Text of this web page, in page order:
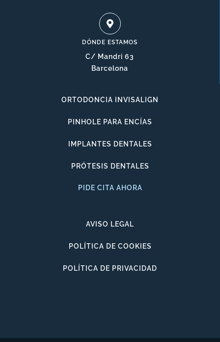
DÓNDE ESTAMOS
C/ Mandri 63
Barcelona
ORTODONCIA INVISALIGN
PINHOLE PARA ENCÍAS
IMPLANTES DENTALES
PRÓTESIS DENTALES
PIDE CITA AHORA
AVISO LEGAL
POLÍTICA DE COOKIES
POLÍTICA DE PRIVACIDAD